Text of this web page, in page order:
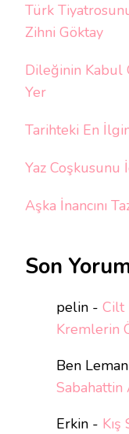
Türk
Zihni Göktay
Dileğinin Kabul
Yer
Tarihteki En
Yaz Coşkusunu
Aşka İnancını
Son
pelin - Cilt
Kremlerin
Ben Leman
Sabahattin
Erkin -